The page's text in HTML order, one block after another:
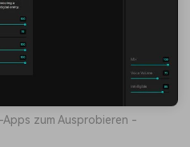
zum Ausprobieren -